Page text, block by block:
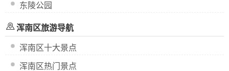
东陵公园
浑南区旅游导航
浑南区十大景点
浑南区热门景点